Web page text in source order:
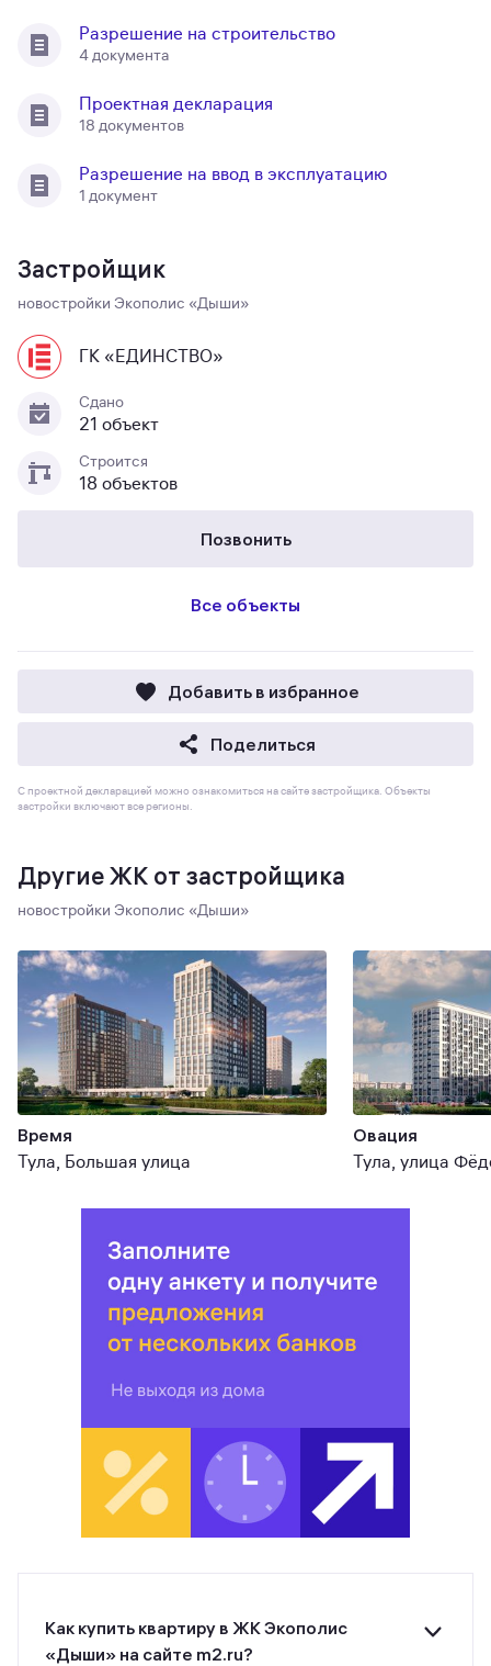
Разрешение на строительство
4 документа
Проектная декларация
18 документов
Разрешение на ввод в эксплуатацию
1 документ
Застройщик
новостройки Экополис «‎Дыши»
ГК «ЕДИНСТВО»
Сдано
21 объект
Строится
18 объектов
Позвонить
Все объекты
Добавить в избранное
Поделиться
С проектной декларацией можно ознакомиться на сайте застройщика. Объекты
застройки включают все регионы.
Другие ЖК от застройщика
новостройки Экополис «‎Дыши»
Время
Тула, Большая улица
Овация
Тула, улица
Как купить квартиру в ЖК Экополис
«‎Дыши» на сайте m2.ru?